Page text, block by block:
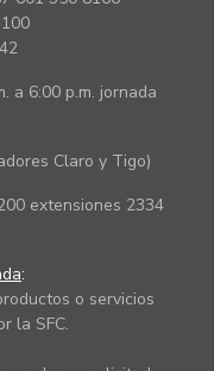
a 6:00 p.m. jornada
Claro y Tigo)
extensiones 2334
:
o servicios
la SFC.